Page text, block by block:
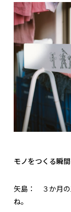
モノをつくる瞬
矢島：
３か月
ね。